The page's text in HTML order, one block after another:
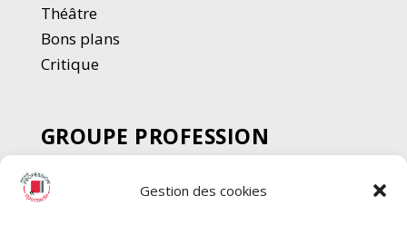
Gestion des cookies
Théâtre
Bons plans
Critique
GROUPE PROFESSION
SPECTACLE
Chèque Intermittents